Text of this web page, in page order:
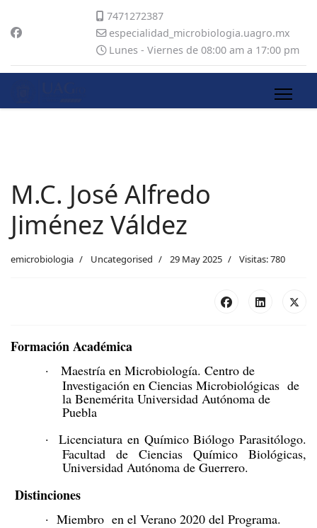
7471272387
especialidad_microbiologia.uagro.mx
Lunes - Viernes de 08:00 am a 17:00 pm
M.C. José Alfredo
Jiménez Váldez
emicrobiologia Uncategorised 29 May 2025 Visitas: 780
Formación Académica
·
Maestría en Microbiología. Centro de
Investigación en Ciencias Microbiológicas de
la Benemérita Universidad Autónoma de
Puebla
·
Licenciatura en Químico Biólogo Parasitólogo.
Facultad de Ciencias Químico Biológicas,
Universidad Autónoma de Guerrero.
Distinciones
· Miembro en el Verano 2020 del Programa.